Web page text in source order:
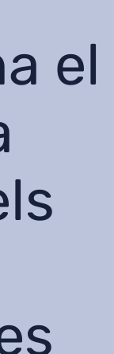
el